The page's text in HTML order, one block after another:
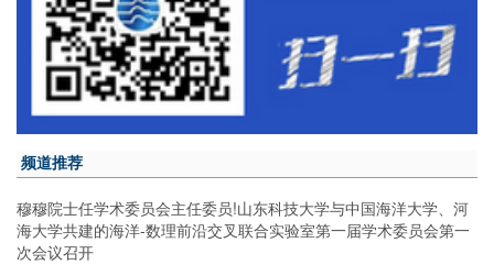
频道推荐
穆穆院士任学术委员会主任委员!山东科技大学与中国海洋大学、河
海大学共建的海洋-数理前沿交叉联合实验室第一届学术委员会第一
次会议召开